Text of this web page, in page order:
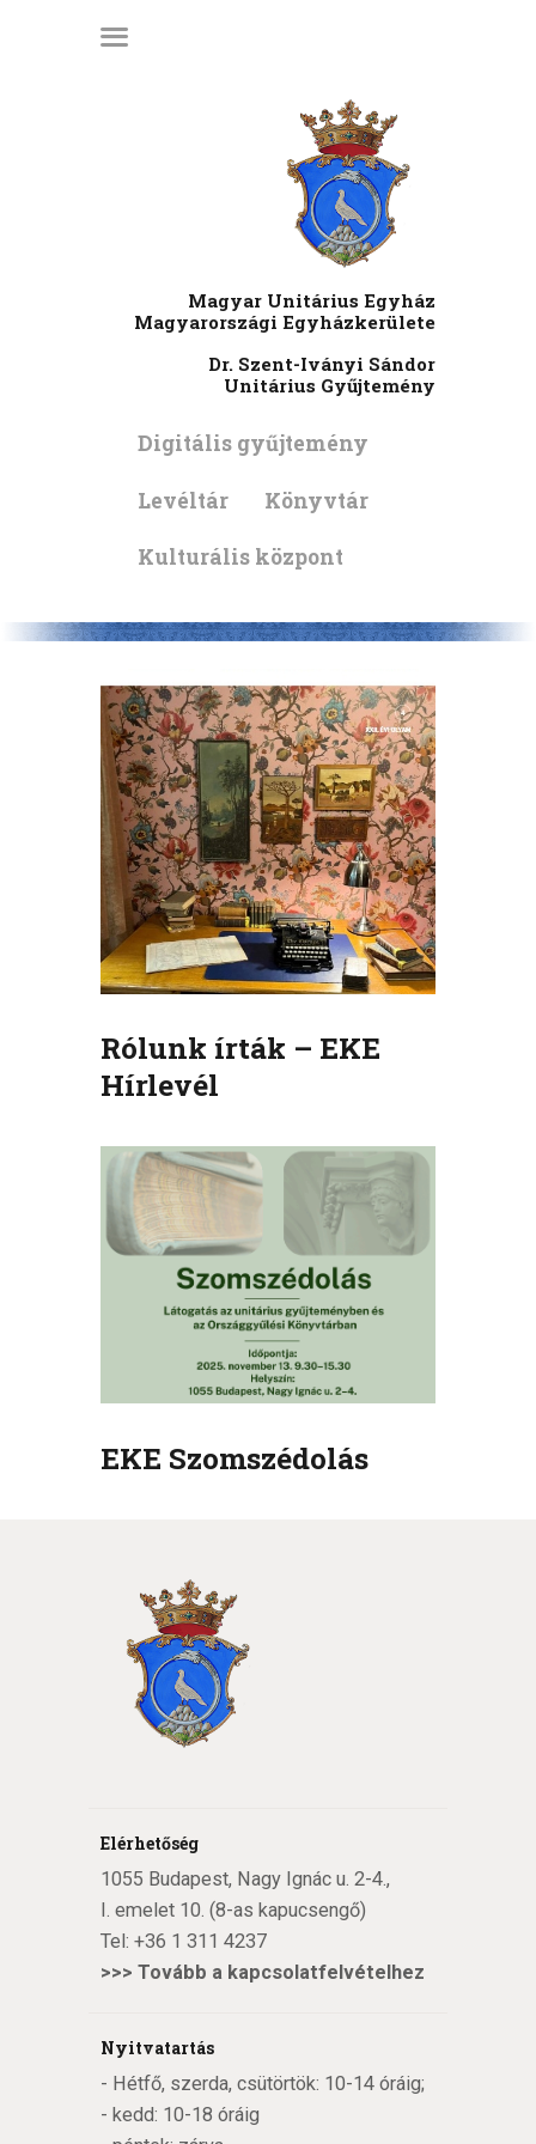
Magyar Unitárius Egyház
Magyarországi Egyházkerülete
Dr. Szent-Iványi Sándor
Unitárius Gyűjtemény
Digitális gyűjtemény
Levéltár Könyvtár
Kulturális központ
KEZDŐLAP
MÉDIATÁR
ENGLISH
Rólunk írták – EKE
Hírlevél
EKE Szomszédolás
Elérhetőség
1055 Budapest, Nagy Ignác u. 2-4.,
I. emelet 10. (8-as kapucsengő)
Tel: +36 1 311 4237
>>> Tovább a kapcsolatfelvételhez
Nyitvatartás
- Hétfő, szerda, csütörtök: 10-14 óráig;
- kedd: 10-18 óráig